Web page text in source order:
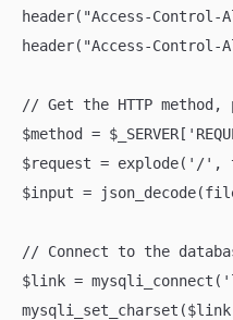
header("Access-
header("Access-Control-
// Get the HTTP
$method =
$request = explode('/',
$input =
// Connect to the
$link =